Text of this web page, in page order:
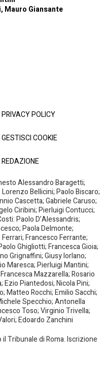
Mauro Giansante
PRIVACY POLICY
GESTISCI COOKIE
REDAZIONE
Alessandro Baragetti;
Bellicini; Paolo Biscaro;
Cascetta; Gabriele Caruso;
Ciribini; Pierluigi Contucci;
Paolo D’Alessandris;
Paola Delmonte;
Francesco Ferrante;
Ghigliotti; Francesca Gioia;
Grignaffini; Giusy Iorlano;
Maresca; Pierluigi Mantini;
Mazzarella; Rosario
Piantedosi; Nicola Pini;
Matteo Rocchi; Emilio Sacchi;
Specchio; Antonella
Toso; Virginio Trivella;
Edoardo Zanchini
Tribunale di Roma. Iscrizione